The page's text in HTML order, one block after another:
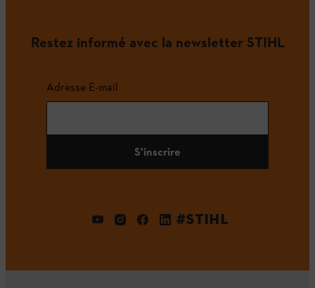
Restez informé avec la newsletter STIHL
Adresse E-mail
S'inscrire
#STIHL